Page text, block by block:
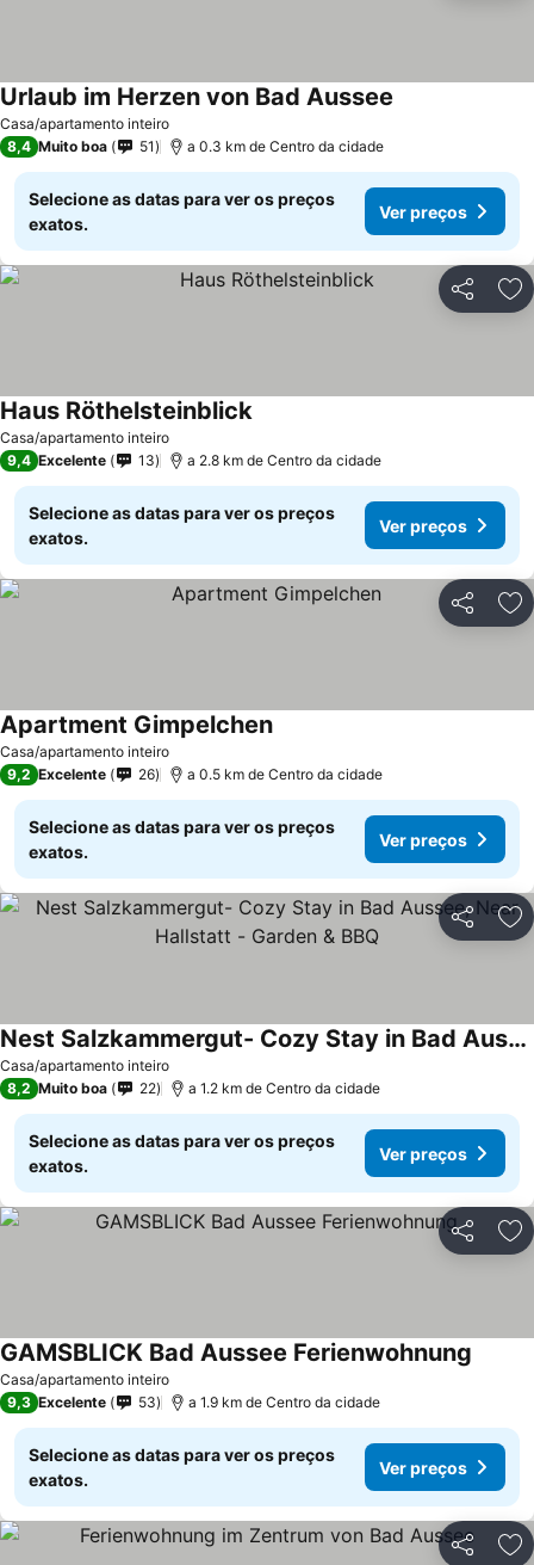
Casa/apartamento inteiro
Urlaub im Herzen von Bad Aussee
8,4 Muito boa 51 a 0.3 km de Centro da cidade
Selecione as datas para ver os preços
exatos.
Ver preços
Partilhar
Casa/apartamento inteiro
Haus RöthelsteinblickVer preços
9,4 Excelente 13 a 2.8 km de Centro da cidade
Selecione as datas para ver os preços
exatos.
Ver preços
Partilhar
Casa/apartamento inteiro
Apartment GimpelchenVer preços
9,2 Excelente 26 a 0.5 km de Centro da cidade
Selecione as datas para ver os preços
exatos.
Ver preços
Partilhar
Casa/apartamento inteiro
Nest Salzkammergut- Cozy Stay in Bad Aussee, Near Hallstatt - Garden & BBQ
Ver preços
8,2 Muito boa 22 a 1.2 km de Centro da cidade
Selecione as datas para ver os preços
exatos.
Ver preços
Partilhar
Casa/apartamento inteiro
GAMSBLICK Bad Aussee Ferienwohnung
9,3 Excelente 53 a 1.9 km de Centro da cidade
Selecione as datas para ver os preços
exatos.
Ver preços
Partilhar